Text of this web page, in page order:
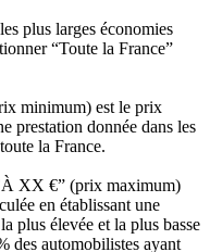
plus larges économies
“Toute la France”
minimum) est le prix
prestation donnée dans les
la France.
XX €” (prix maximum)
en établissant une
plus élevée et la plus basse
des automobilistes ayant